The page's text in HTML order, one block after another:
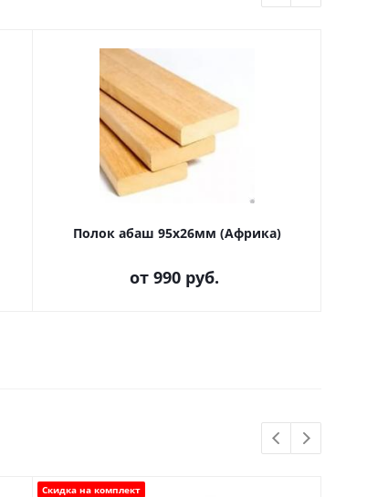
Полок абаш 95х26мм (Африка)
от 990 руб.
Скидка на комплект